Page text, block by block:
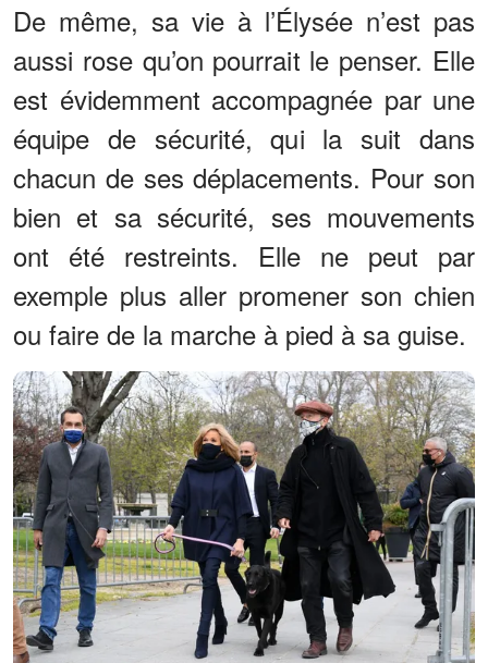
De même, sa vie à l’Élysée n’est pas
aussi rose qu’on pourrait le penser. Elle
est évidemment accompagnée par une
équipe de sécurité, qui la suit dans
chacun de ses déplacements. Pour son
bien et sa sécurité, ses mouvements
ont été restreints. Elle ne peut par
exemple plus aller promener son chien
ou faire de la marche à pied à sa guise.